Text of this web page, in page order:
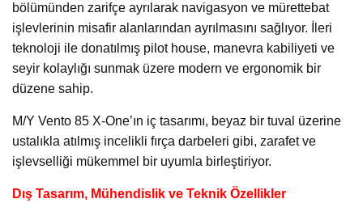
bölümünden zarifçe ayrılarak navigasyon ve mürettebat
işlevlerinin misafir alanlarından ayrılmasını sağlıyor. İleri
teknoloji ile donatılmış pilot house, manevra kabiliyeti ve
seyir kolaylığı sunmak üzere modern ve ergonomik bir
düzene sahip.
M/Y Vento 85 X-One’ın iç tasarımı, beyaz bir tuval üzerine
ustalıkla atılmış incelikli fırça darbeleri gibi, zarafet ve
işlevselliği mükemmel bir uyumla birleştiriyor.
Dış Tasarım, Mühendislik ve Teknik Özellikler